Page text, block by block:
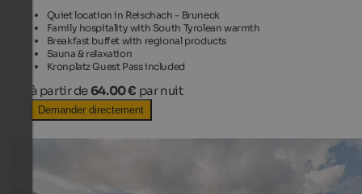
Quiet location in Reischach - Bruneck
Family hospitality with South Tyrolean warmth
Breakfast buffet with regional products
Sauna & relaxation
Kronplatz Guest Pass included
à partir de 64.00 € par nuit
Demander directement